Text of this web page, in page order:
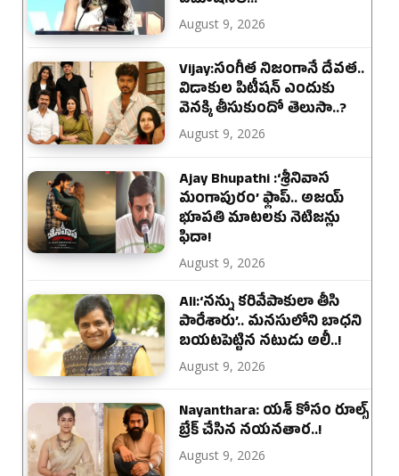
August 9, 2026
Vijay:సంగీత నిజంగానే దేవత..
విడాకుల పిటీషన్ ఎందుకు
వెనక్కి తీసుకుందో తెలుసా..?
August 9, 2026
Ajay Bhupathi :‘శ్రీనివాస
మంగాపురం’ ఫ్లాప్.. అజయ్
భూపతి మాటలకు నెటిజన్లు
ఫిదా!
August 9, 2026
Ali:‘నన్ను కరివేపాకులా తీసి
పారేశారు’.. మనసులోని బాధని
బయటపెట్టిన నటుడు అలీ..!
August 9, 2026
Nayanthara: యశ్ కోసం రూల్స్
బ్రేక్ చేసిన నయనతార..!
August 9, 2026